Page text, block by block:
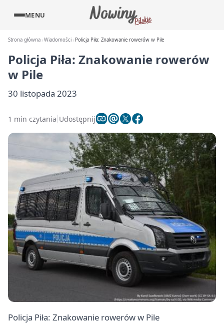
MENU
Strona główna Wiadomości Policja Piła: Znakowanie rowerów w Pile
Policja Piła: Znakowanie rowerów
w Pile
30 listopada 2023
1 min czytania Udostępnij
Policja Piła: Znakowanie rowerów w Pile